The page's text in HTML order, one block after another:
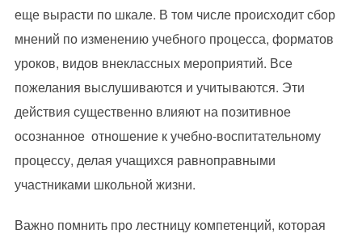
еще вырасти по шкале. В том числе происходит сбор
мнений по изменению учебного процесса, форматов
уроков, видов внеклассных мероприятий. Все
пожелания выслушиваются и учитываются. Эти
действия существенно влияют на позитивное
осознанное отношение к учебно-воспитательному
процессу, делая учащихся равноправными
участниками школьной жизни.
Важно помнить про лестницу компетенций, которая